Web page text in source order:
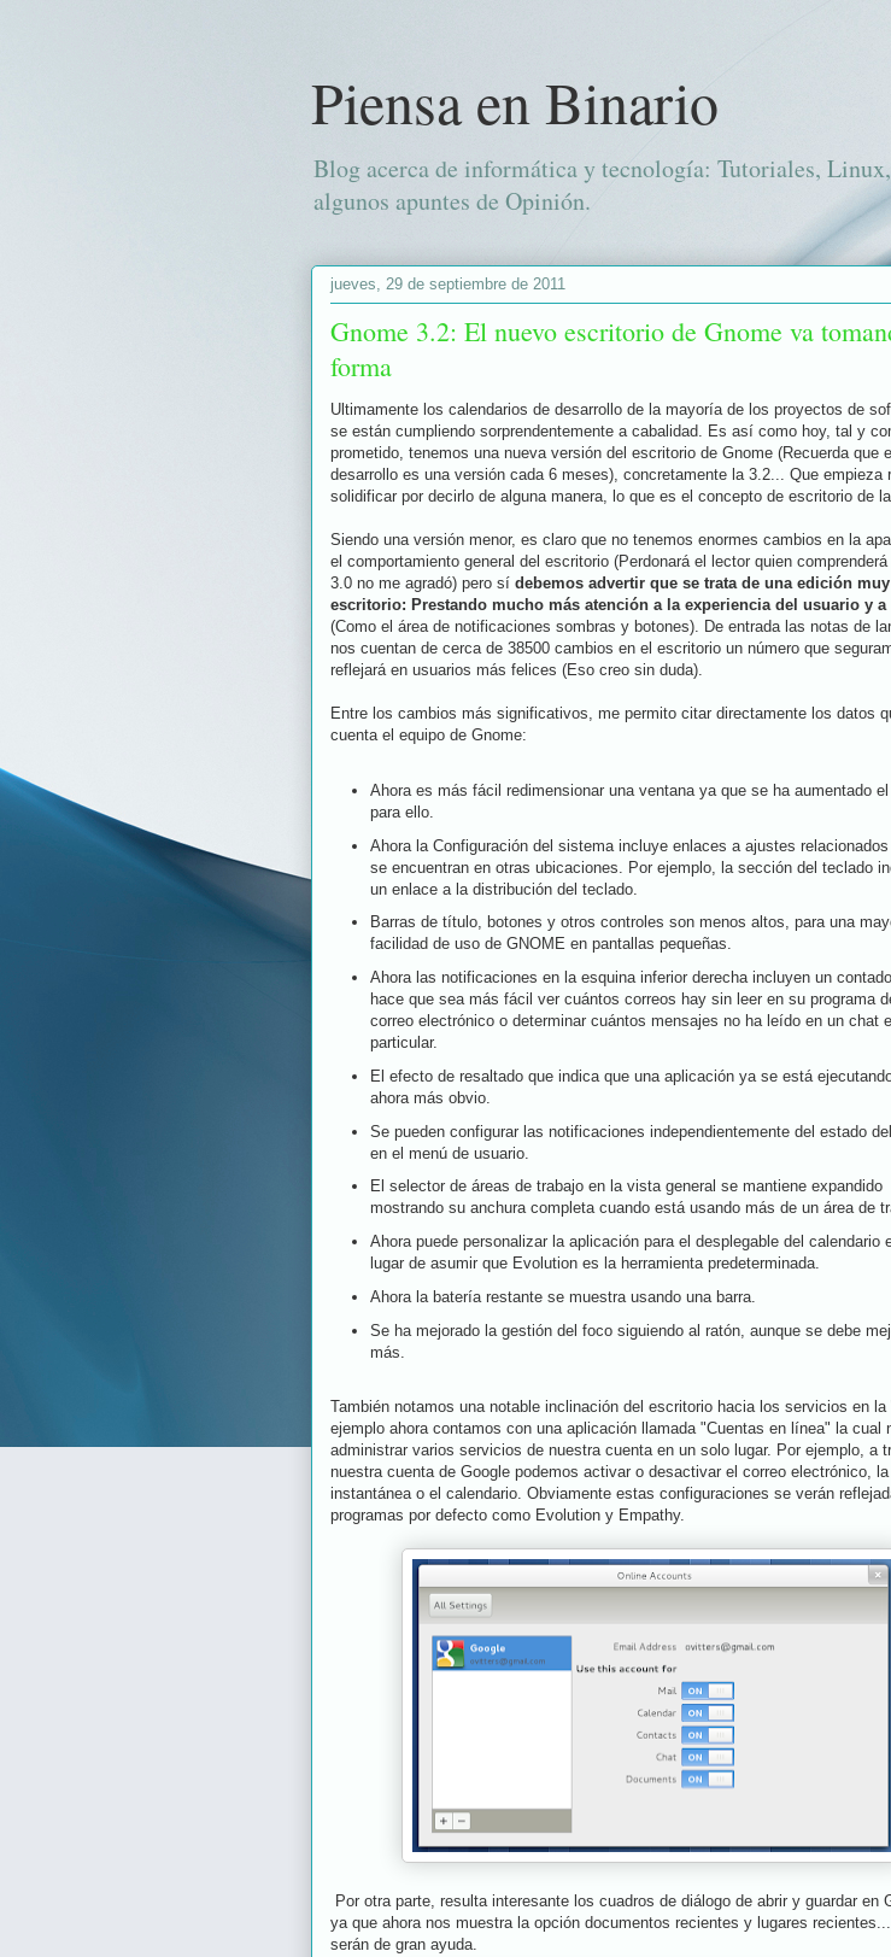
Piensa en Binario
Blog acerca de informática y tecnología: Tutoriales,
algunos apuntes de Opinión.
jueves, 29 de septiembre de 2011
Gnome 3.2: El nuevo escritorio de Gnome va
forma
Ultimamente los calendarios de desarrollo de la mayoría de los proyectos de
se están cumpliendo sorprendentemente a cabalidad. Es así como hoy, tal y
prometido, tenemos una nueva versión del escritorio de Gnome (Recuerda que
desarrollo es una versión cada 6 meses), concretamente la 3.2... Que empieza
solidificar por decirlo de alguna manera, lo que es el concepto de escritorio de
Siendo una versión menor, es claro que no tenemos enormes cambios en la
el comportamiento general del escritorio (Perdonará el lector quien
3.0 no me agradó) pero sí debemos advertir que se trata de una edición
escritorio: Prestando mucho más atención a la experiencia del usuario y
(Como el área de notificaciones sombras y botones). De entrada las notas de
nos cuentan de cerca de 38500 cambios en el escritorio un número que
reflejará en usuarios más felices (Eso creo sin duda).
Entre los cambios más significativos, me permito citar directamente los datos
cuenta el equipo de Gnome:
Ahora es más fácil redimensionar una ventana ya que se ha aumentado el
para ello.
Ahora la Configuración del sistemaincluye enlaces a ajustes relacionados
se encuentran en otras ubicaciones. Por ejemplo, la sección del teclado
un enlace a la distribución del teclado.
Barras de título, botones y otros controles son menos altos, para una
facilidad de uso de GNOME en pantallas pequeñas.
Ahora las notificaciones en la esquina inferior derecha incluyen un
hace que sea más fácil ver cuántos correos hay sin leer en su programa
correo electrónico o determinar cuántos mensajes no ha leído en un chat
particular.
El efecto de resaltado que indica que una aplicación ya se está
ahora más obvio.
Se pueden configurar las notificaciones independientemente del estado
en el menú de usuario.
El selector de áreas de trabajo en la vista general se mantiene expandido
mostrando su anchura completa cuando está usando más de un área de
Ahora puede personalizar la aplicación para el desplegable del calendario
lugar de asumir que Evolutiones la herramienta predeterminada.
Ahora la batería restante se muestra usando una barra.
Se ha mejorado la gestión del foco siguiendo al ratón, aunque se debe
más.
También notamos una notable inclinación del escritorio hacia los servicios en la
ejemplo ahora contamos con una aplicación llamada "Cuentas en línea" la cual
administrar varios servicios de nuestra cuenta en un solo lugar. Por ejemplo, a
nuestra cuenta de Google podemos activar o desactivar el correo electrónico,
instantánea o el calendario. Obviamente estas configuraciones se verán
programas por defecto como Evolution y Empathy.
Por otra parte, resulta interesante los cuadros de diálogo de abrir y guardar en
ya que ahora nos muestra la opción documentos recientes y lugares
serán de gran ayuda.